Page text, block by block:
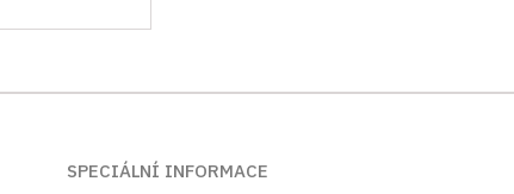
SPECIÁLNÍ INFORMACE